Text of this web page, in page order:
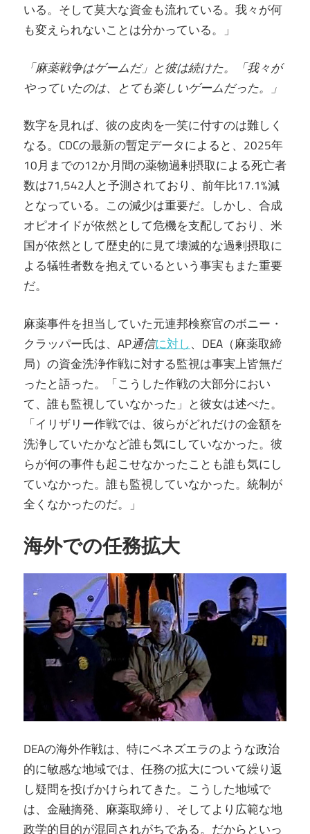
いる。そして莫大な資金も流れている。我々が何
も変えられないことは分かっている。」
「麻薬戦争はゲームだ」と彼は続けた。「我々が
やっていたのは、とても楽しいゲームだった。」
数字を見れば、彼の皮肉を一笑に付すのは難しく
なる。CDCの最新の暫定データによると、2025年
10月までの12か月間の薬物過剰摂取による死亡者
数は71,542人と予測されており、前年比17.1%減
となっている。この減少は重要だ。しかし、合成
オピオイドが依然として危機を支配しており、米
国が依然として歴史的に見て壊滅的な過剰摂取に
よる犠牲者数を抱えているという事実もまた重要
だ。
麻薬事件を担当していた元連邦検察官のボニー・
クラッパー氏は、AP通信に対し、DEA（麻薬取締
局）の資金洗浄作戦に対する監視は事実上皆無だ
ったと語った。「こうした作戦の大部分におい
て、誰も監視していなかった」と彼女は述べた。
「イリザリー作戦では、彼らがどれだけの金額を
洗浄していたかなど誰も気にしていなかった。彼
らが何の事件も起こせなかったことも誰も気にし
ていなかった。誰も監視していなかった。統制が
全くなかったのだ。」
海外での任務拡大
DEAの海外作戦は、特にベネズエラのような政治
的に敏感な地域では、任務の拡大について繰り返
し疑問を投げかけられてきた。こうした地域で
は、金融摘発、麻薬取締り、そしてより広範な地
政学的目的が混同されがちである。だからといっ